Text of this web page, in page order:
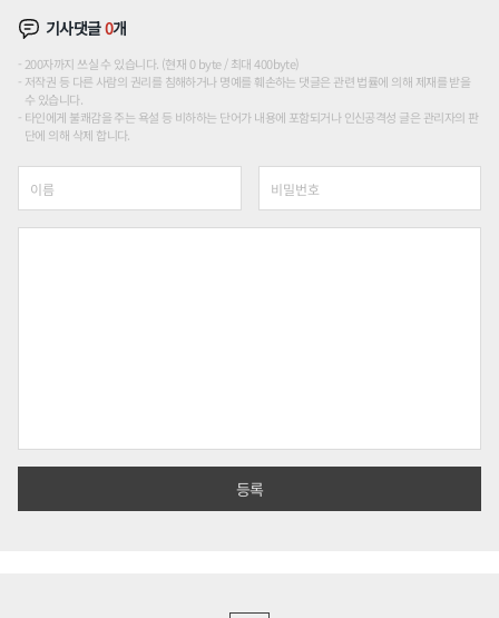
기사댓글0개
200자까지 쓰실 수 있습니다. (현재 0 byte / 최대 400byte)
저작권 등 다른 사람의 권리를 침해하거나 명예를 훼손하는 댓글은 관련 법률에 의해 제재를 받을
수 있습니다.
타인에게 불쾌감을 주는 욕설 등 비하하는 단어가 내용에 포함되거나 인신공격성 글은 관리자의 판
단에 의해 삭제 합니다.